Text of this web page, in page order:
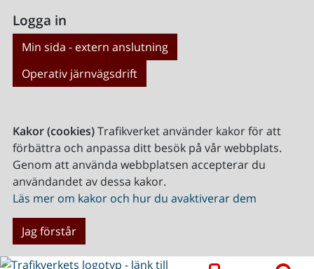
Logga in
Min sida - extern anslutning
Operativ järnvägsdrift
Kakor (cookies)Trafikverket använder kakor för att
förbättra och anpassa ditt besök på vår webbplats.
Genom att använda webbplatsen accepterar du
användandet av dessa kakor.
Läs mer om kakor och hur du avaktiverar dem
Jag förstår